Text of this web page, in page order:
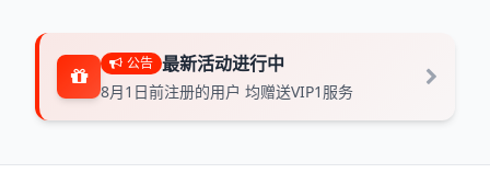
公告 最新活动进行中
8月1日前注册的用户 均赠送VIP1服务